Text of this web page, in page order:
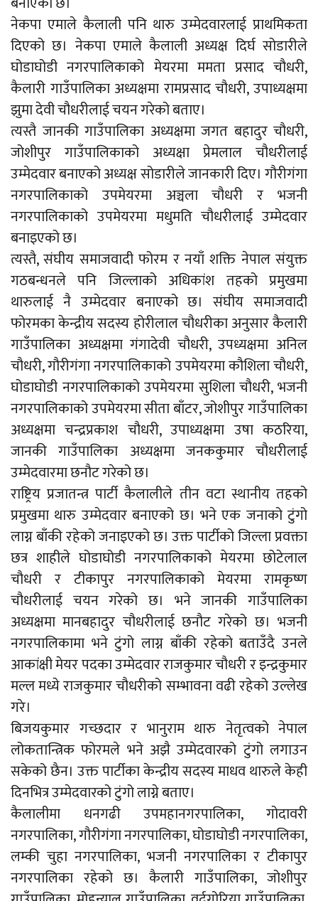
नेकपा एमाले कैलाली पनि थारु उम्मेदवारलाई प्राथमिकता
दिएको छ। नेकपा एमाले कैलाली अध्यक्ष दिर्घ सोडारीले
घोडाघोडी नगरपालिकाको मेयरमा ममता प्रसाद चौधरी,
कैलारी गाउँपालिका अध्यक्षमा रामप्रसाद चौधरी, उपाध्यक्षमा
झुमा देवी चौधरीलाई चयन गरेको बताए।
त्यस्तै जानकी गाउँपालिका अध्यक्षमा जगत बहादुर चौधरी,
जोशीपुर गाउँपालिकाको अध्यक्षा प्रेमलाल चौधरीलाई
उम्मेदवार बनाएको अध्यक्ष सोडारीले जानकारी दिए। गौरीगंगा
नगरपालिकाको उपमेयरमा अञ्चला चौधरी र भजनी
नगरपालिकाको उपमेयरमा मधुमति चौधरीलाई उम्मेदवार
बनाइएको छ।
त्यस्तै, संघीय समाजवादी फोरम र नयाँ शक्ति नेपाल संयुक्त
गठबन्धनले पनि जिल्लाको अधिकांश तहको प्रमुखमा
थारुलाई नै उम्मेदवार बनाएको छ। संघीय समाजवादी
फोरमका केन्द्रीय सदस्य होरीलाल चौधरीका अनुसार कैलारी
गाउँपालिका अध्यक्षमा गंगादेवी चौधरी, उपध्यक्षमा अनिल
चौधरी, गौरीगंगा नगरपालिकाको उपमेयरमा कौशिला चौधरी,
घोडाघोडी नगरपालिकाको उपमेयरमा सुशिला चौधरी, भजनी
नगरपालिकाको उपमेयरमा सीता बाँटर, जोशीपुर गाउँपालिका
अध्यक्षमा चन्द्रप्रकाश चौधरी, उपाध्यक्षमा उषा कठरिया,
जानकी गाउँपालिका अध्यक्षमा जनककुमार चौधरीलाई
उम्मेदवारमा छनौट गरेको छ।
राष्ट्रिय प्रजातन्त्र पार्टी कैलालीले तीन वटा स्थानीय तहको
प्रमुखमा थारु उम्मेदवार बनाएको छ। भने एक जनाको टुंगो
लाग्न बाँकी रहेको जनाइएको छ। उक्त पार्टीको जिल्ला प्रवक्ता
छत्र शाहीले घोडाघोडी नगरपालिकाको मेयरमा छोटेलाल
चौधरी र टीकापुर नगरपालिकाको मेयरमा रामकृष्ण
चौधरीलाई चयन गरेको छ। भने जानकी गाउँपालिका
अध्यक्षमा मानबहादुर चौधरीलाई छनौट गरेको छ। भजनी
नगरपालिकामा भने टुंगो लाग्न बाँकी रहेको बताउँदै उनले
आकांक्षी मेयर पदका उम्मेदवार राजकुमार चौधरी र इन्द्रकुमार
मल्ल मध्ये राजकुमार चौधरीको सम्भावना वढी रहेको उल्लेख
गरे।
बिजयकुमार गच्छदार र भानुराम थारु नेतृत्वको नेपाल
लोकतान्त्रिक फोरमले भने अझै उम्मेदवारको टुंगो लगाउन
सकेको छैन। उक्त पार्टीका केन्द्रीय सदस्य माधव थारुले केही
दिनभित्र उम्मेदवारको टुंगो लाग्ने बताए।
कैलालीमा धनगढी उपमहानगरपालिका, गोदावरी
नगरपालिका, गौरीगंगा नगरपालिका, घोडाघोडी नगरपालिका,
लम्की चुहा नगरपालिका, भजनी नगरपालिका र टीकापुर
नगरपालिका रहेको छ। कैलारी गाउँपालिका, जोशीपुर